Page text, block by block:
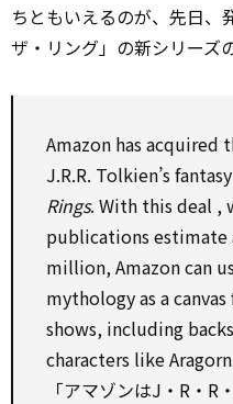
ちともいえるのが、先日、
ザ・リング」の新シリーズ
Amazon has acquired
J.R.R. Tolkien’s fantasy
Rings. With this deal ,
publications estimate
million, Amazon can
mythologyas acanvas
shows, including
characters like
「アマゾンはJ・R・